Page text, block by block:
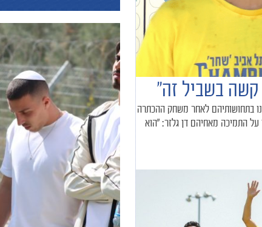
בשביל זה״
בתחושותיהם לאחר משחק ההכתרה
על התמיכה מאחיהם דן גלזר: ״הוא